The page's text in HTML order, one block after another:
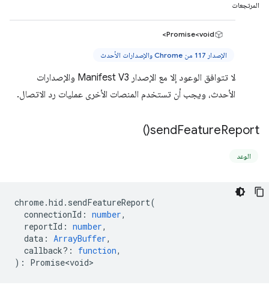
المرتجعات
Promise<void>
الإصدار 117 من Chrome والإصدارات الأحدث
لا تتوافق الوعود إلا مع الإصدار Manifest V3 والإصدارات
الأحدث، ويجب أن تستخدم المنصات الأخرى عمليات رد الاتصال.
sendFeatureReport(
)
الوعد
chrome.hid . sendFeatureReport(
connectionId : number,
reportId : number,
data : ArrayBuffer,
callback? : function,
) : Promise<void>